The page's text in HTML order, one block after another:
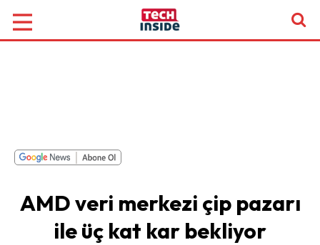
AMD veri merkezi çip pazarı
ile üç kat kar bekliyor